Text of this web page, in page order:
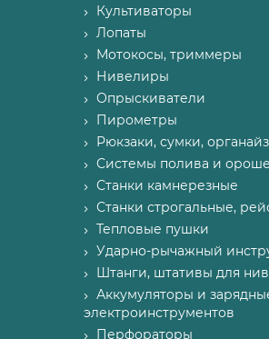
Культиваторы
Лопаты
Мотокосы, триммеры
Нивелиры
Опрыскиватели
Пирометры
Рюкзаки, сумки,
Системы полива и
Станки камнерезные
Станки строгальные,
Тепловые пушки
Ударно-рычажный
Штанги, штативы для
Аккумуляторы и
электроинструментов
Перфораторы